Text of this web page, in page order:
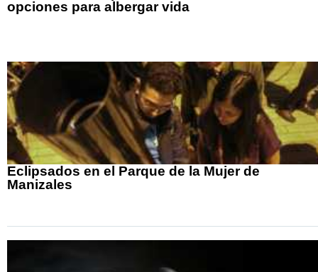
opciones para albergar vida
Eclipsados en el Parque de la Mujer de
Manizales